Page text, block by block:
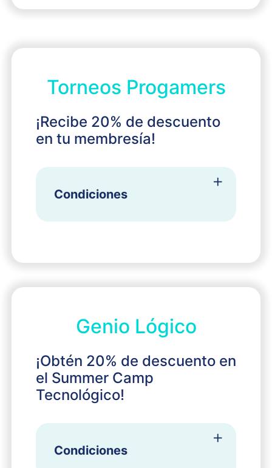
Torneos Progamers
¡Recibe 20% de descuento
en tu membresía!
Condiciones
Genio Lógico
¡Obtén 20% de descuento en
el Summer Camp
Tecnológico!
Condiciones